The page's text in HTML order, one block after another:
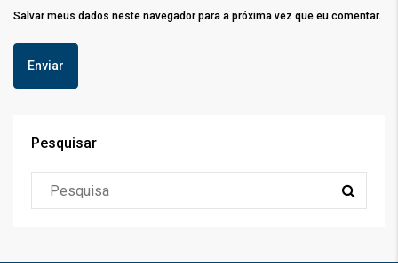
Salvar meus dados neste navegador para a próxima vez que eu comentar.
Pesquisar